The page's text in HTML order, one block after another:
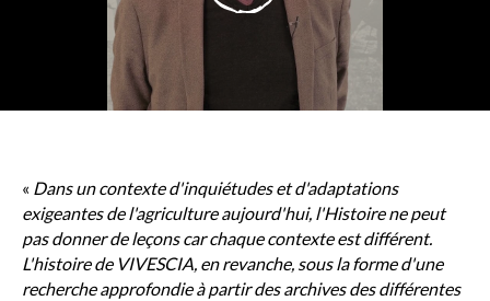
« Dans un contexte d'inquiétudes et d'adaptations
exigeantes de l'agriculture aujourd'hui, l'Histoire ne peut
pas donner de leçons car chaque contexte est différent.
L'histoire de VIVESCIA, en revanche, sous la forme d'une
recherche approfondie à partir des archives des différentes